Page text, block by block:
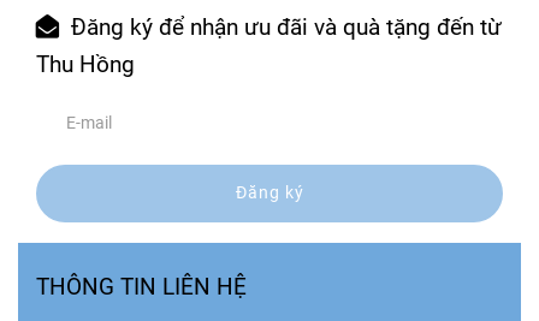
Đăng ký để nhận ưu đãi và quà tặng đến từ
Thu Hồng
Đăng ký
THÔNG TIN LIÊN HỆ